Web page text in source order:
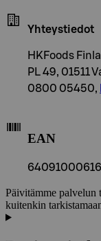
Yhteystiedot
HKFoods
PL 49, 01511
0800 05450,
EAN
Päivitämme palvelun
kuitenkin